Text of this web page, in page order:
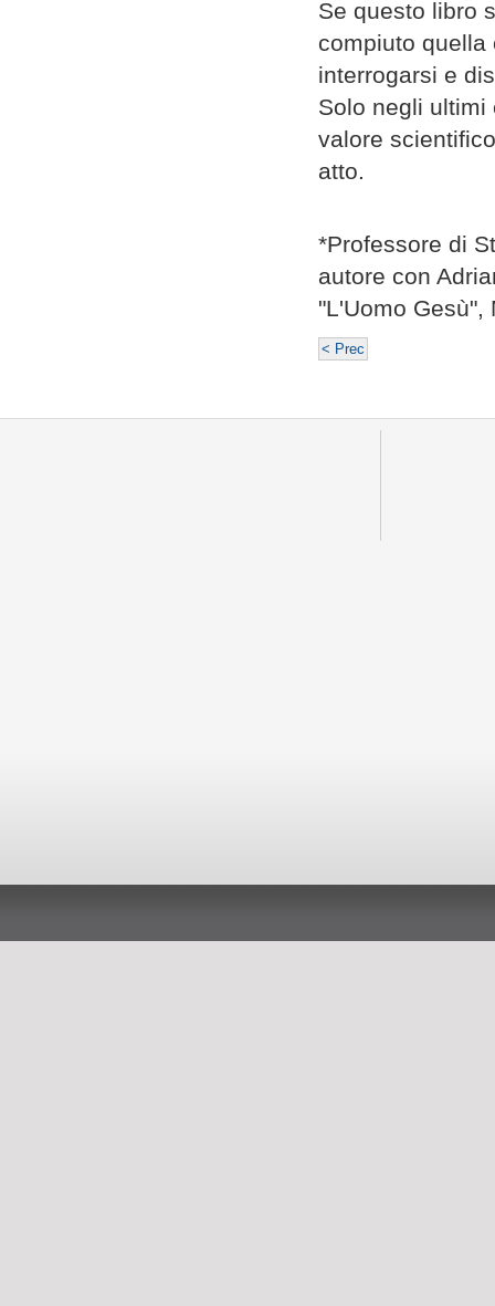
Se questo libro
compiuto quella
interrogarsi e
Solo negli
valore
atto.
*Professore di
autore con
"L'Uomo Gesù",
< Prec